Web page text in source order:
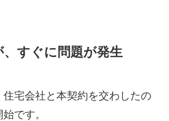
すぐに問題が発生
住宅会社と本契約を交わしたの
です。